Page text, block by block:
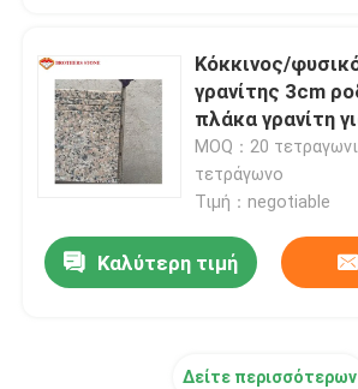
Πέτρινα κεραμίδια γρανίτη
Γυαλισμένος γρανίτης Stone
Φλεμένος γρανίτης Stone
Μαρμάρινη πέτρινη πλάκα
μαρμάρινο κεραμίδι πετρών
Κόκκινος/
γρανίτης 3cm
πλάκα γρανίτη
κουζινών
MOQ：20
τετράγωνο
Τιμή：negotiable
Καλύτερη τιμή
Δείτε περισσότερων